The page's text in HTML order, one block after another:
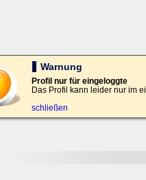
Bei jedem Besuch
automatisch einloggen.
Warnung
Profil nur für eingeloggte
Das Profil kann leider nur im
schließen